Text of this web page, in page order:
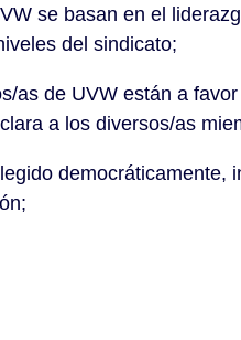
se basan en el
del sindicato;
as de UVW están a
a los diversos/as